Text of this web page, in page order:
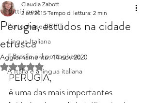
Tutti i post
Portoghese BR-PT
Lingua Italiana
Il Brasile e il portoghese
A Itália e a lingua italiana
Perugia, estudos na cidade
etrusca
Claudia Zabott
2 ott 2015 Tempo di lettura: 2 min
Aggiornamento:14 nov 2020
Valutazione NaN stelle su 5.
PERUGIA,
é uma das mais importantes